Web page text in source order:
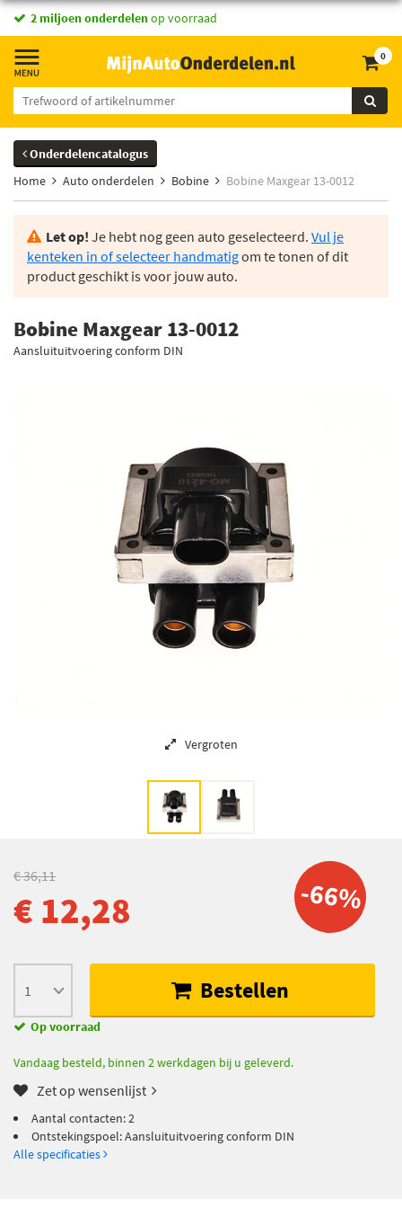
2 miljoen onderdelenop voorraad
0
Onderdelencatalogus
Home
Auto onderdelen Bobine Bobine Maxgear 13-0012
Let op! Je hebt nog geen auto geselecteerd. Vul je
kenteken in of selecteer handmatigom te tonen of dit
product geschikt is voor jouw auto.
Bobine Maxgear 13-0012
Aansluituitvoering conform DIN
Vergroten
-66%
€ 36,11
€ 12,28
Bestellen
Op voorraad
Vandaag besteld, binnen 2 werkdagen bij u geleverd.
Zet op wensenlijst
Aantal contacten: 2
Ontstekingspoel: Aansluituitvoering conform DIN
Alle specificaties